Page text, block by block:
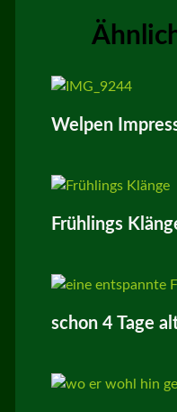
Welpen
Frühlings
schon 4 Tage